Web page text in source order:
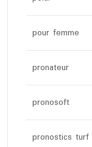
pour femme
pronateur
pronosoft
pronostics turf